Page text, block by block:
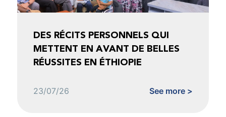
DES RÉCITS PERSONNELS QUI
METTENT EN AVANT DE BELLES
RÉUSSITES EN ÉTHIOPIE
23/07/26 See more >